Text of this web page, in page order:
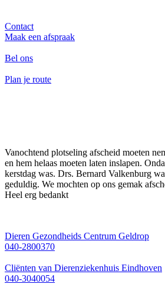
Contact
Maak een afspraak
Bel ons
Plan je route
Vanochtend plotseling afscheid moeten
en hem helaas moeten laten inslapen.
kerstdag was. Drs. Bernard Valkenburg
geduldig. We mochten op ons gemak
Heel erg bedankt
Dieren Gezondheids Centrum Geldrop
040-2800370
Cliënten van Dierenziekenhuis Eindhoven
040-3040054